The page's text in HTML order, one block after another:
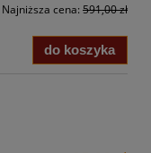
Najniższa cena: 591,00 zł
do koszyka